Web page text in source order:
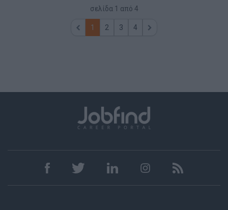
σελίδα 1 από 4
1 2 3 4